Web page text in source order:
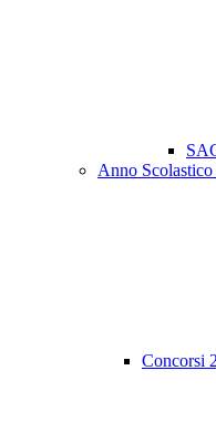
Anno
Concorsi